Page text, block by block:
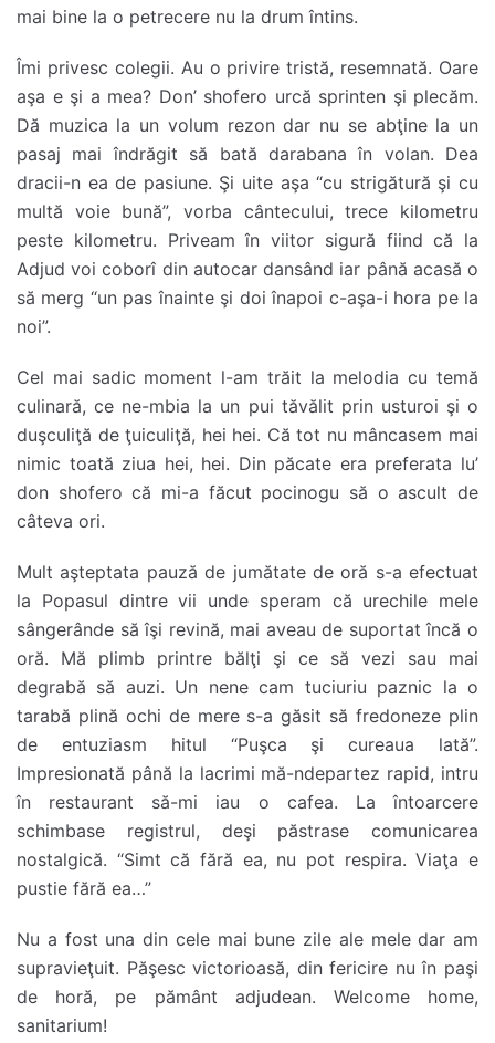
mai bine la o petrecere nu la drum întins.
Îmi privesc colegii. Au o privire tristă, resemnată. Oare
aşa e şi a mea? Don’ shofero urcă sprinten şi plecăm.
Dă muzica la un volum rezon dar nu se abţine la un
pasaj mai îndrăgit să bată darabana în volan. Dea
dracii-n ea de pasiune. Şi uite aşa “cu strigătură şi cu
multă voie bună”, vorba cântecului, trece kilometru
peste kilometru. Priveam în viitor sigură fiind că la
Adjud voi coborî din autocar dansând iar până acasă o
să merg “un pas înainte şi doi înapoi c-aşa-i hora pe la
noi”.
Cel mai sadic moment l-am trăit la melodia cu temă
culinară, ce ne-mbia la un pui tăvălit prin usturoi şi o
duşculiţă de ţuiculiţă, hei hei. Că tot nu mâncasem mai
nimic toată ziua hei, hei. Din păcate era preferata lu’
don shofero că mi-a făcut pocinogu să o ascult de
câteva ori.
Mult aşteptata pauză de jumătate de oră s-a efectuat
la Popasul dintre vii unde speram că urechile mele
sângerânde să îşi revină, mai aveau de suportat încă o
oră. Mă plimb printre bălţi şi ce să vezi sau mai
degrabă să auzi. Un nene cam tuciuriu paznic la o
tarabă plină ochi de mere s-a găsit să fredoneze plin
de entuziasm hitul “Puşca şi cureaua lată”.
Impresionată până la lacrimi mă-ndepartez rapid, intru
în restaurant să-mi iau o cafea. La întoarcere
schimbase registrul, deşi păstrase comunicarea
nostalgică. “Simt că fără ea, nu pot respira. Viaţa e
pustie fără ea…”
Nu a fost una din cele mai bune zile ale mele dar am
supravieţuit. Păşesc victorioasă, din fericire nu în paşi
de horă, pe pământ adjudean. Welcome home,
sanitarium!